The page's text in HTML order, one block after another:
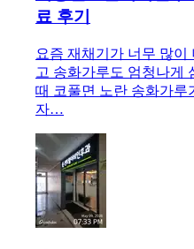
료 후기
요즘 재채기가 너무 많이
고 송화가루도 엄청나게
때 코풀면 노란 송화가루
자…